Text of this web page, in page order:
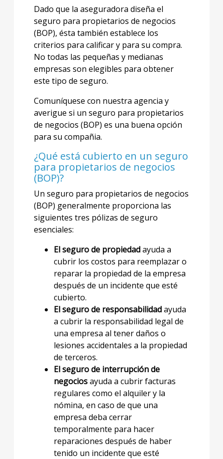
Dado que la aseguradora diseña el
seguro para propietarios de negocios
(BOP), ésta también establece los
criterios para calificar y para su compra.
No todas las pequeñas y medianas
empresas son elegibles para obtener
este tipo de seguro.
Comuníquese con nuestra agencia y
averigue si un seguro para propietarios
de negocios (BOP) es una buena opción
para su compañia.
¿Qué está cubierto en un seguro
para propietarios de negocios
(BOP)?
Un seguro para propietarios de negocios
(BOP) generalmente proporciona las
siguientes tres pólizas de seguro
esenciales:
El seguro de propiedadayuda a
cubrir los costos para reemplazar o
reparar la propiedad de la empresa
después de un incidente que esté
cubierto.
El seguro de responsabilidadayuda
a cubrir la responsabilidad legal de
una empresa al tener daños o
lesiones accidentales a la propiedad
de terceros.
El seguro de interrupción de
negociosayuda a cubrir facturas
regulares como el alquiler y la
nómina, en caso de que una
empresa deba cerrar
temporalmente para hacer
reparaciones después de haber
tenido un incidente que esté